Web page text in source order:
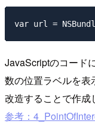
JavaScriptのコード
数の位置ラベルを表
改造することで作成
参考：